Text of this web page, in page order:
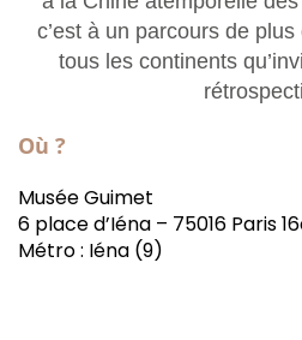
c’est à un parcours de
tous les continents
Où ?
Musée Guimet
6 place d’Iéna – 75016 Paris
Métro : Iéna (9)